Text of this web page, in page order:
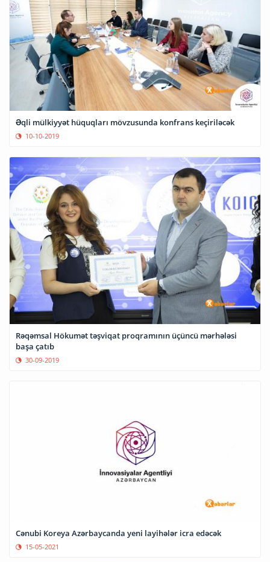
Əqli mülkiyyət hüquqları mövzusunda konfrans keçiriləcək
10-10-2019
Rəqəmsal Hökumət təşviqat proqramının üçüncü mərhələsi
başa çatıb
30-09-2019
Cənubi Koreya Azərbaycanda yeni layihələr icra edəcək
15-05-2021